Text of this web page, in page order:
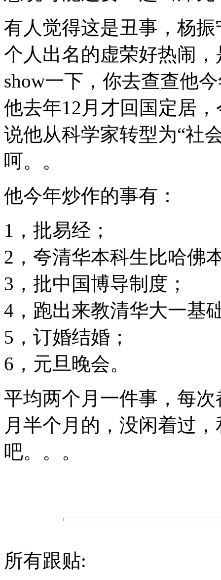
有人觉得这是丑事，杨
个人出名的虚荣好热闹
show一下，你去查查他
他去年12月才回国定居
说他从科学家转型为“社
呵。。
他今年炒作的事有：
1，批易经；
2，夸清华本科生比哈佛
3，批中国博导制度；
4，跑出来教清华大一基
5，订婚结婚；
6，元旦晚会。
平均两个月一件事，每
月半个月的，没闲着过
吧。。。
所有跟贴: